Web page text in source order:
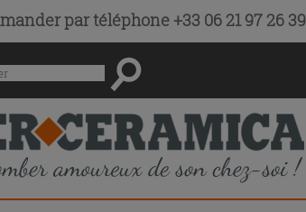
par téléphone +33 06 21 97 26 39
Menu
de
l'historique
des
recherches
et
du
contenu
Rechercher